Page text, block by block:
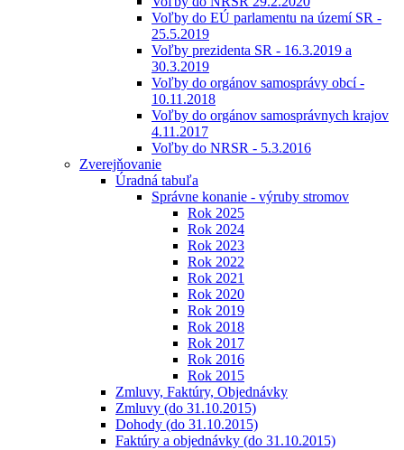
Voľby do EÚ parlamentu na území SR -
25.5.2019
Voľby prezidenta SR - 16.3.2019 a
30.3.2019
Voľby do orgánov samosprávy obcí -
10.11.2018
Voľby do orgánov samosprávnych krajov
4.11.2017
Voľby do NRSR - 5.3.2016
Zverejňovanie
Úradná tabuľa
Správne konanie - výruby stromov
Rok 2025
Rok 2024
Rok 2023
Rok 2022
Rok 2021
Rok 2020
Rok 2019
Rok 2018
Rok 2017
Rok 2016
Rok 2015
Zmluvy, Faktúry, Objednávky
Zmluvy (do 31.10.2015)
Dohody (do 31.10.2015)
Faktúry a objednávky (do 31.10.2015)